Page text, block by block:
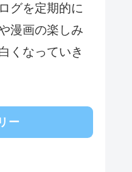
グを定期的に
漫画の楽しみ
くなっていき
ー